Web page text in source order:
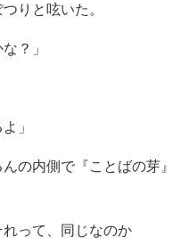
りと呟いた。
？」
」
の内側で『ことばの芽』
れって、同じなのか